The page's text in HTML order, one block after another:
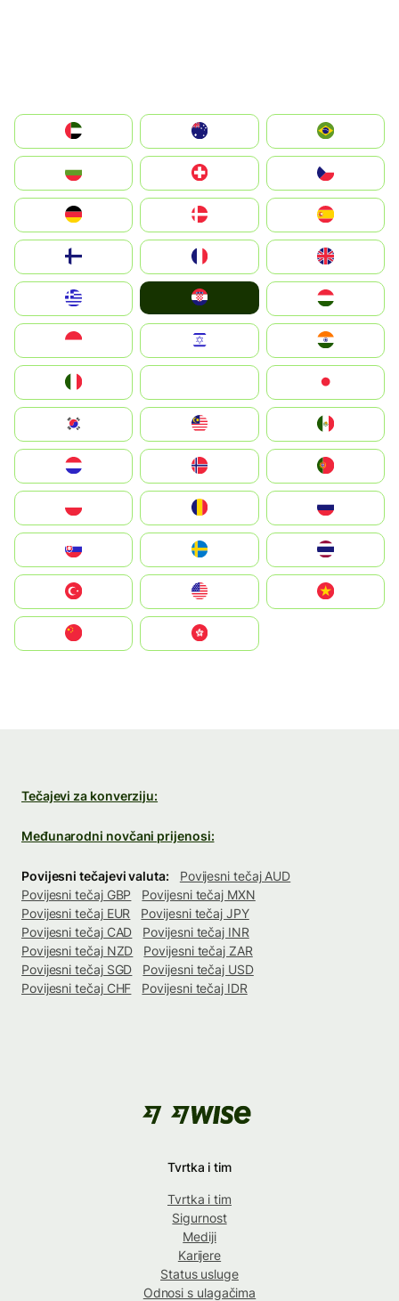
الإمارات العربية المتحدة
Switzerland
Deutschland
United Kingdom
Magyarország
South Korea
United States
中國香港特別行政區
Tečajevi za konverziju:
Međunarodni novčani prijenosi:
Povijesni tečajevi valuta:
Povijesni tečaj AUD
Povijesni tečaj GBP
Povijesni tečaj MXN
Povijesni tečaj EUR
Povijesni tečaj JPY
Povijesni tečaj CAD
Povijesni tečaj INR
Povijesni tečaj NZD
Povijesni tečaj ZAR
Povijesni tečaj SGD
Povijesni tečaj USD
Povijesni tečaj CHF
Povijesni tečaj IDR
Tvrtka i tim
Tvrtka i tim
Sigurnost
Mediji
Karijere
Status usluge
Odnosi s ulagačima